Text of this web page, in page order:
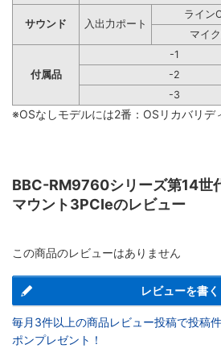
サウンド 入出力ポート
ライン
マイ
付属品
-1
-2
-3
※OSなしモデルには2番：OSリカバリデ
BBC-RM9760シリーズ第14世
マウント3PCIeのレビュー
この商品のレビューはありません
レビューを書く
毎月3件以上の商品レビュー投稿で投稿
ポンプレゼント！